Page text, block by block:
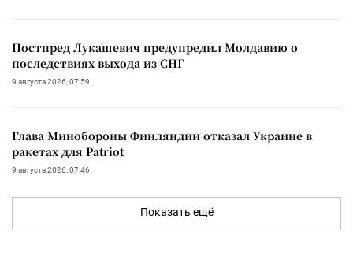
Постпред Лукашевич предупредил Молдавию о
последствиях выхода из СНГ
9 августа 2026, 07:59
Глава Минобороны Финляндии отказал Украине в
ракетах для Patriot
9 августа 2026, 07:46
Показать ещё